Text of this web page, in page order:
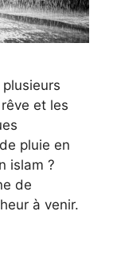
et les
pluie en
islam ?
de
à venir.